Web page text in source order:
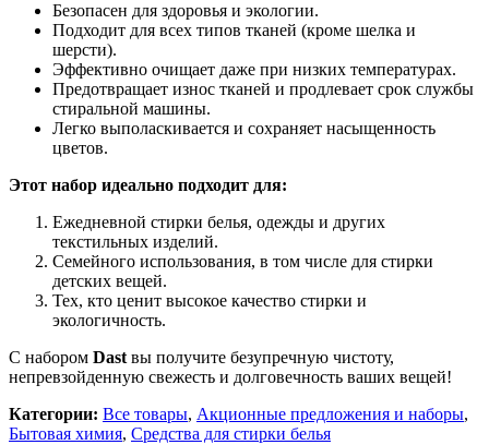
Безопасен для здоровья и экологии.
Подходит для всех типов тканей (кроме шелка и
шерсти).
Эффективно очищает даже при низких температурах.
Предотвращает износ тканей и продлевает срок службы
стиральной машины.
Легко выполаскивается и сохраняет насыщенность
цветов.
Этот набор идеально подходит для:
Ежедневной стирки белья, одежды и других
текстильных изделий.
Семейного использования, в том числе для стирки
детских вещей.
Тех, кто ценит высокое качество стирки и
экологичность.
С набором Dastвы получите безупречную чистоту,
непревзойденную свежесть и долговечность ваших вещей!
Категории: Все товары, Акционные предложения и наборы,
Бытовая химия, Средства для стирки белья